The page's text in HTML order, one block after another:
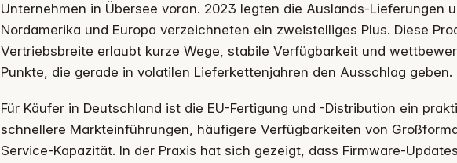
Unternehmen in Übersee voran. 2023 legten die Auslands-Lieferungen
Nordamerika und Europa verzeichneten ein zweistelliges Plus. Diese
Vertriebsbreite erlaubt kurze Wege, stabile Verfügbarkeit und
Punkte, die gerade in volatilen Lieferkettenjahren den Ausschlag geben.
Für Käufer in Deutschland ist die EU-Fertigung und -Distribution ein
schnellere Markteinführungen, häufigere Verfügbarkeiten von
Service-Kapazität. In der Praxis hat sich gezeigt, dass Firmware-